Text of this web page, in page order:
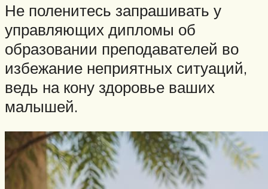
Не поленитесь запрашивать у
управляющих дипломы об
образовании преподавателей во
избежание неприятных ситуаций,
ведь на кону здоровье ваших
малышей.